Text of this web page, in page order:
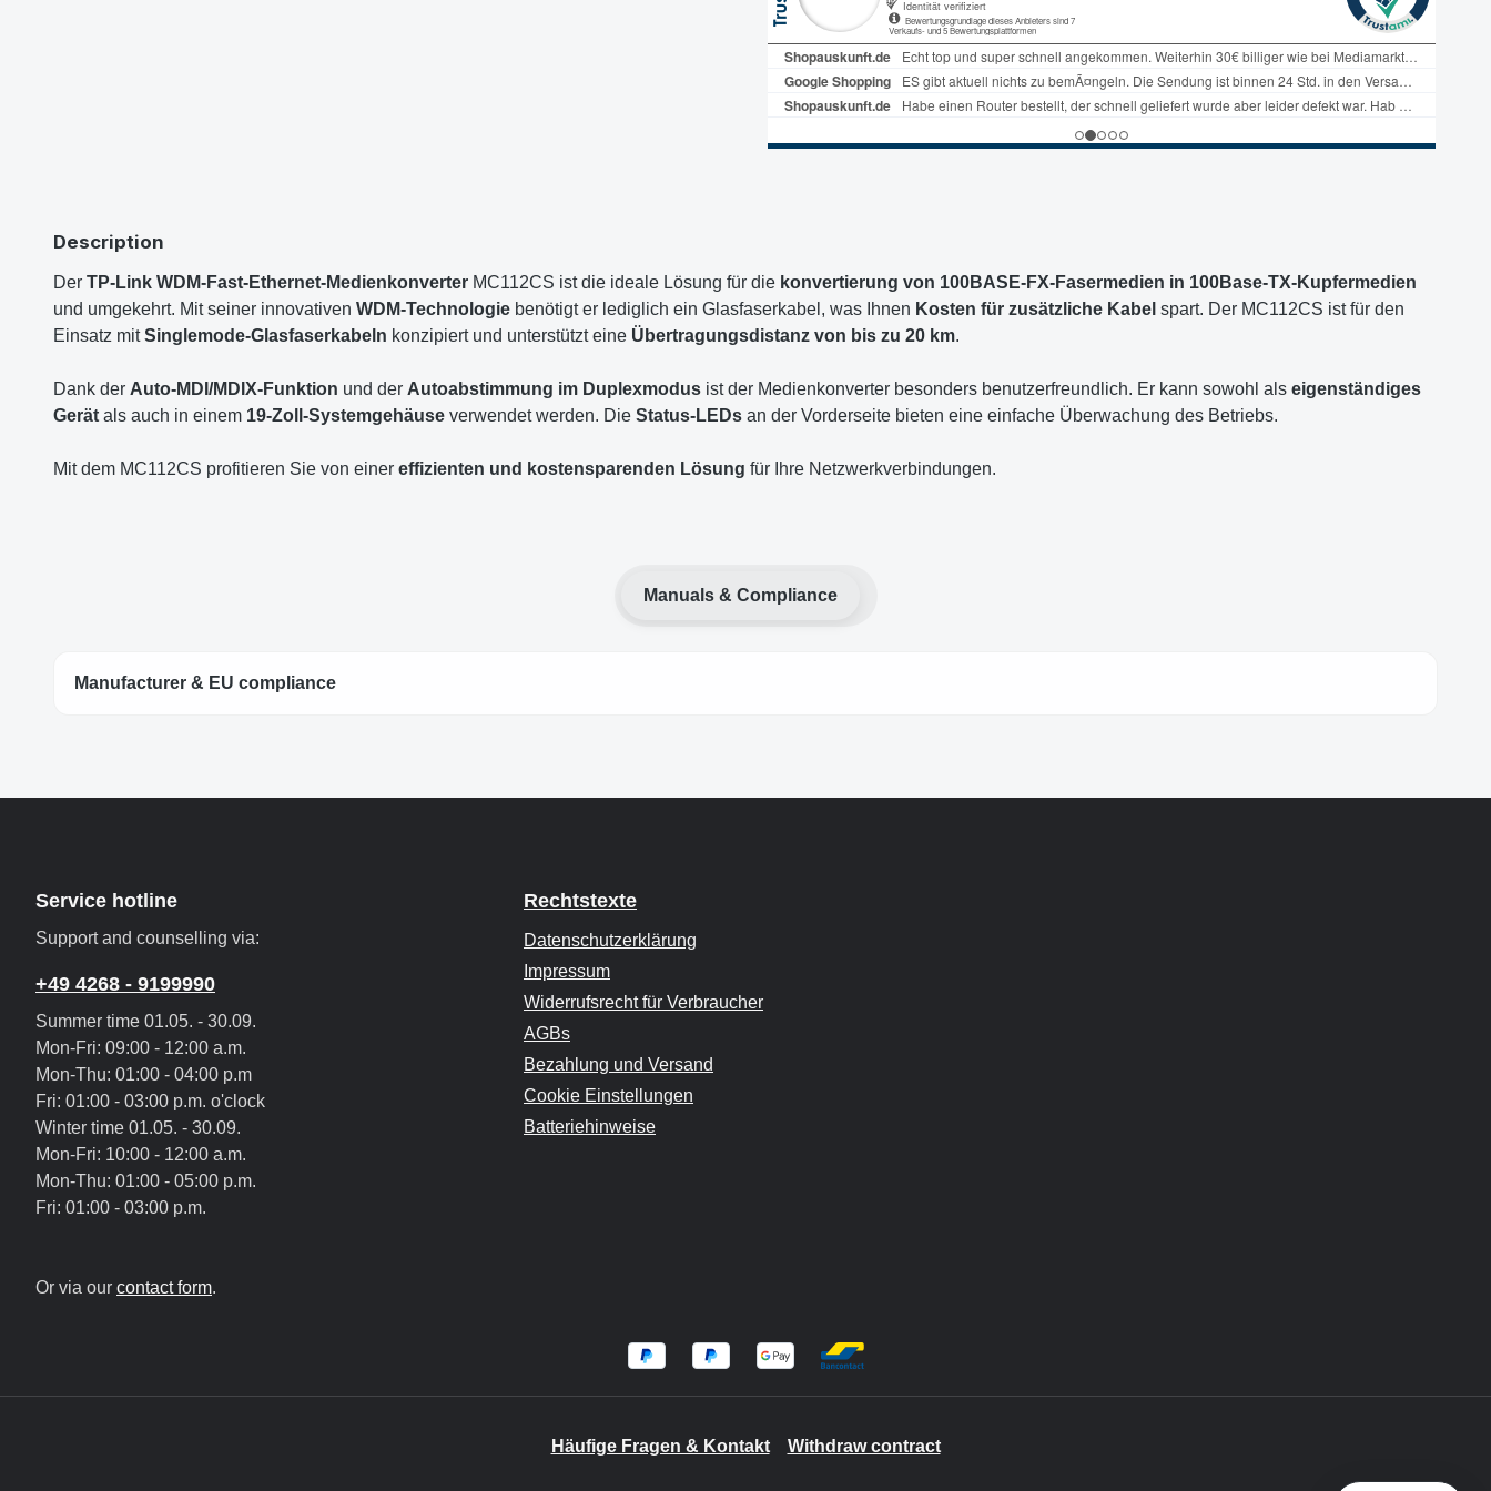
Description
Der TP-Link WDM-Fast-Ethernet-Medienkonverter MC112CS ist die ideale Lösung für die konvertierung von 100BASE-FX-Fasermedien in 100Base-TX-Kupfermedien
und umgekehrt. Mit seiner innovativen WDM-Technologie benötigt er lediglich ein Glasfaserkabel, was Ihnen Kosten für zusätzliche Kabel spart. Der MC112CS ist für den
Einsatz mitSinglemode-Glasfaserkabeln konzipiert und unterstützt eine Übertragungsdistanz von bis zu 20 km.
Dank der Auto-MDI/MDIX-Funktion und der Autoabstimmung im Duplexmodus ist der Medienkonverter besonders benutzerfreundlich. Er kann sowohl als eigenständiges
Gerät als auch in einem 19-Zoll-Systemgehäuse verwendet werden. Die Status-LEDs an der Vorderseite bieten eine einfache Überwachung des Betriebs.
Mit dem MC112CS profitieren Sie von einer effizienten und kostensparenden Lösung für Ihre Netzwerkverbindungen.
Manuals & Compliance
Manufacturer & EU compliance
Service hotline
Support and counselling via:
+49 4268 - 9199990
Summer time 01.05. - 30.09.
Mon-Fri: 09:00 - 12:00 a.m.
Mon-Thu: 01:00 - 04:00 p.m
Fri: 01:00 - 03:00 p.m. o'clock
Winter time 01.05. - 30.09.
Mon-Fri: 10:00 - 12:00 a.m.
Mon-Thu: 01:00 - 05:00 p.m.
Fri: 01:00 - 03:00 p.m.
Or via our contact form.
Rechtstexte
Datenschutzerklärung
Impressum
Widerrufsrecht für Verbraucher
AGBs
Bezahlung und Versand
Cookie Einstellungen
Batteriehinweise
Häufige Fragen & Kontakt Withdraw contract